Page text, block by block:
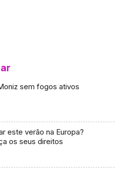
sem fogos ativos
este verão na Europa?
os seus direitos